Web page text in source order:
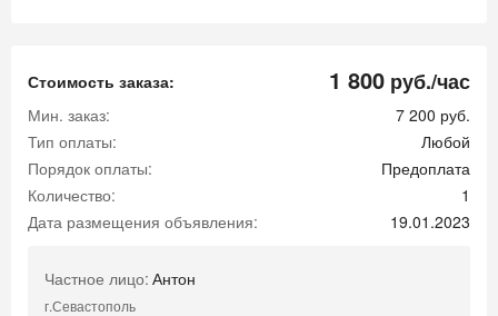
Стоимость заказа: 1 800 руб./час
Мин. заказ:
7 200 руб.
Тип оплаты:
Любой
Порядок оплаты:
Предоплата
Количество:
1
Дата размещения объявления:
19.01.2023
Частное лицо: Антон
г.Севастополь